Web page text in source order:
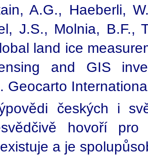
A.G., Haeberli,
J.S., Molnia, B.F.,
land ice
and GIS
Geocarto
českých i
hovoří
a je